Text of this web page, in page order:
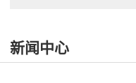
新闻中心